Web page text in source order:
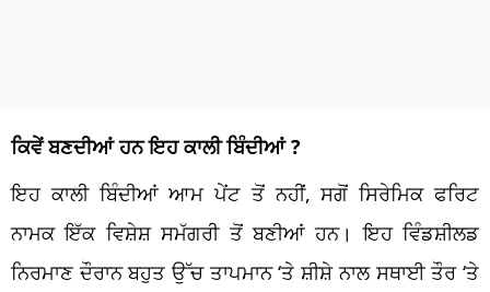
ਕਿਵੇਂ ਬਣਦੀਆਂ ਹਨ ਇਹ ਕਾਲੀ ਬਿੰਦੀਆਂ ?
ਇਹ ਕਾਲੀ ਬਿੰਦੀਆਂ ਆਮ ਪੇਂਟ ਤੋਂ ਨਹੀਂ, ਸਗੋਂ ਸਿਰੇਮਿਕ ਫਰਿਟ
ਨਾਮਕ ਇੱਕ ਵਿਸ਼ੇਸ਼ ਸਮੱਗਰੀ ਤੋਂ ਬਣੀਆਂ ਹਨ। ਇਹ ਵਿੰਡਸ਼ੀਲਡ
ਨਿਰਮਾਣ ਦੌਰਾਨ ਬਹੁਤ ਉੱਚ ਤਾਪਮਾਨ ‘ਤੇ ਸ਼ੀਸ਼ੇ ਨਾਲ ਸਥਾਈ ਤੌਰ ‘ਤੇ